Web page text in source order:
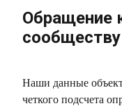
Обращение
сообществу
Наши данные
четкого подсчета